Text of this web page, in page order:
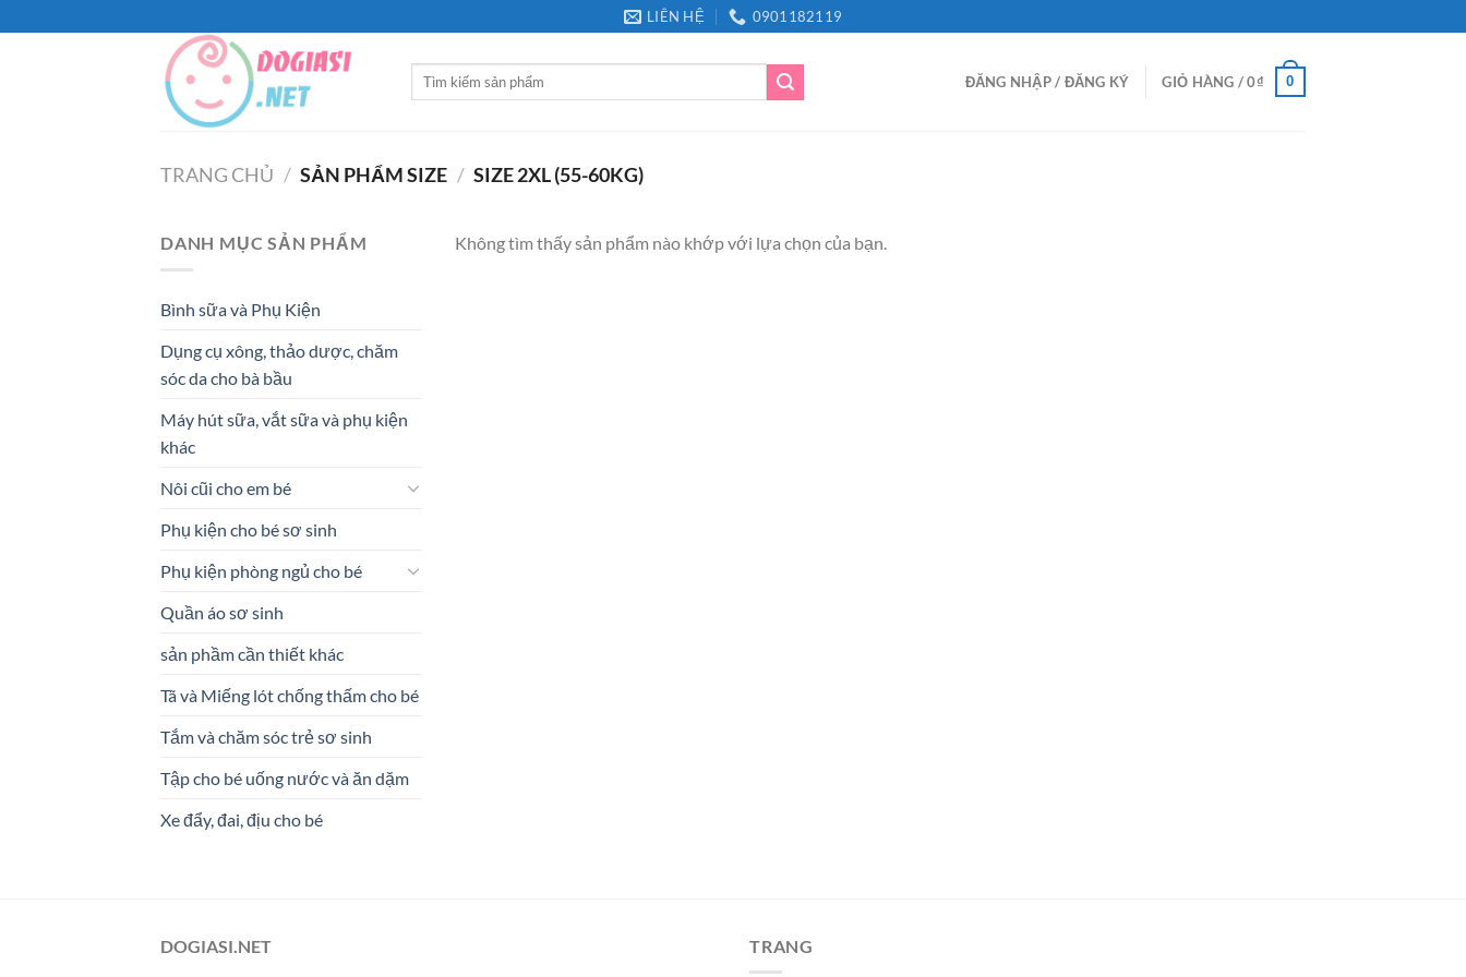
qua
LIÊN HỆ 0901182119
Tìm
ĐĂNG NHẬP / ĐĂNG KÝ GIỎ HÀNG /0₫ 0
TRANG CHỦ / SẢN PHẨM SIZE / SIZE 2XL (55-60KG)
DANH MỤC SẢN PHẨM
Bình sữa và Phụ Kiện
Dụng cụ xông, thảo dược, chăm
sóc da cho bà bầu
Máy hút sữa, vắt sữa và phụ kiện
khác
Nôi cũi cho em bé
Phụ kiện cho bé sơ sinh
Phụ kiện phòng ngủ cho bé
Quần áo sơ sinh
sản phầm cần thiết khác
Tã và Miếng lót chống thấm cho bé
Tắm và chăm sóc trẻ sơ sinh
Tập cho bé uống nước và ăn dặm
Xe đẩy, đai, địu cho bé
Không tìm thấy sản phẩm nào khớp với lựa chọn của bạn.
DOGIASI.NET TRANG